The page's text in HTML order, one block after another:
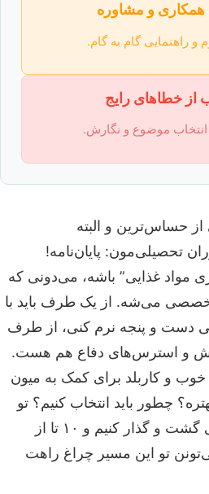
و مشاوره
و راهنمایی گام به گام.
از خطاهای رایج
انتخاب موضوع و نگارش.
حساس‌ترین و البته
تحصیلی‌مون: پایان‌نامه!
مواد غذایی” باشه، می‌دونی که
می‌شه. از یک طرف باید با
دست و پنجه نرم کنی، از طرف
و استرس‌های دفاع هم هست.
و کاربلد برای کمک به میون
چطور باید انتخاب کنیم؟ تو
این مقاله می‌خوایم حسابی گشت و گذار کنیم و ۱۰ تا از
تو این مسیر چراغ راهت